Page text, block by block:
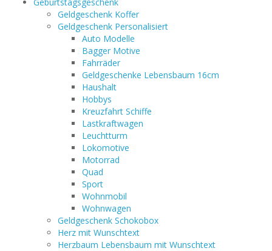
Geldgeschenk Koffer
Geldgeschenk Personalisiert
Auto Modelle
Bagger Motive
Fahrräder
Geldgeschenke Lebensbaum 16cm
Haushalt
Hobbys
Kreuzfahrt Schiffe
Lastkraftwagen
Leuchtturm
Lokomotive
Motorrad
Quad
Sport
Wohnmobil
Wohnwagen
Geldgeschenk Schokobox
Herz mit Wunschtext
Herzbaum Lebensbaum mit Wunschtext